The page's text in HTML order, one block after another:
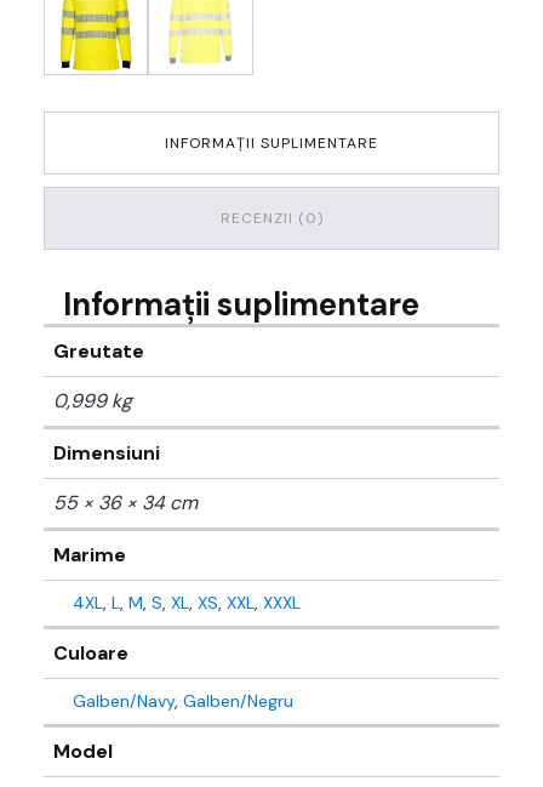
INFORMAȚII SUPLIMENTARE
RECENZII (0)
Informații suplimentare
Greutate
0,999 kg
Dimensiuni
55 × 36 × 34 cm
Marime
4XL, L, M, S, XL, XS, XXL, XXXL
Culoare
Galben/Navy, Galben/Negru
Model